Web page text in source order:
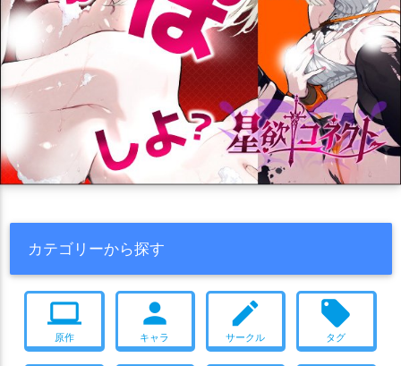
カテゴリーから探す
computer
原作
person
キャラ
create
サークル
local_offer
タグ